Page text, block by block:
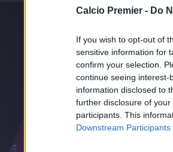
Calcio Premier - Do
If you wish to opt-out of
sensitive information for
confirm your selection.
continue seeing
information disclosed to
further disclosure of your
participants. This
Downstream Participants